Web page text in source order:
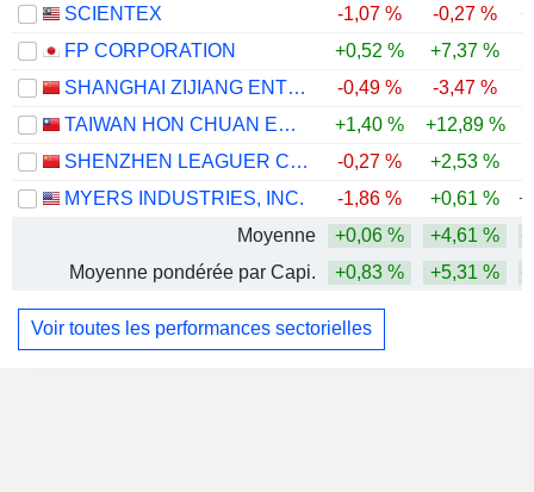
SCIENTEX
-1,07 % -0,27 %
FP CORPORATION
+0,52 % +7,37 %
SHANGHAI ZIJIANG ENTERPRISE GROUP CO., LTD.
-0,49 % -3,47 %
TAIWAN HON CHUAN ENTERPRISE CO., LTD.
+1,40 % +12,89 %
SHENZHEN LEAGUER CO., LTD.
-0,27 % +2,53 %
MYERS INDUSTRIES, INC.
-1,86 % +0,61 %
Moyenne
+0,06 % +4,61 %
Moyenne pondérée par Capi.
+0,83 % +5,31 %
Voir toutes les performances sectorielles